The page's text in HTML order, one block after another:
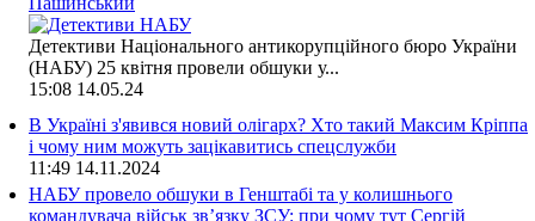
Детективи Національного антикорупційного бюро України
(НАБУ) 25 квітня провели обшуки у...
15:08 14.05.24
В Україні з'явився новий олігарх? Хто такий Максим Кріппа
і чому ним можуть зацікавитись спецслужби
11:49 14.11.2024
НАБУ провело обшуки в Генштабі та у колишнього
командувача військ зв’язку ЗСУ: при чому тут Сергій